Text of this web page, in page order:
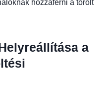
hozzáférni a törölt
a